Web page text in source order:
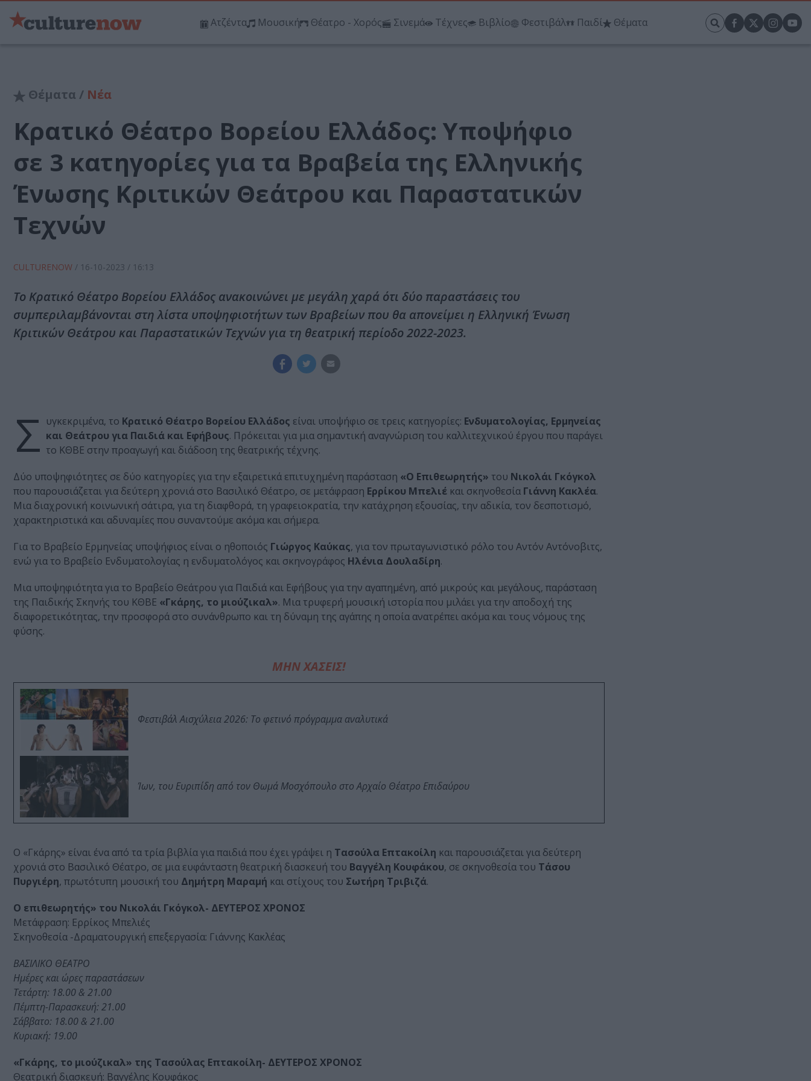
Ατζέντα Μουσική Θέατρο - Χορός Σινεμά Τέχνες Βιβλίο Φεστιβάλ Παιδί Θέματα
Θέματα / Νέα
Κρατικό Θέατρο Βορείου Ελλάδος: Υποψήφιο
σε 3 κατηγορίες για τα Βραβεία της Ελληνικής
Ένωσης Κριτικών Θεάτρου και Παραστατικών
Τεχνών
CULTURENOW / 16-10-2023 / 16:13
Το Κρατικό Θέατρο Βορείου Ελλάδος ανακοινώνει με μεγάλη χαρά ότι δύο παραστάσεις του
συμπεριλαμβάνονται στη λίστα υποψηφιοτήτων των Βραβείων που θα απονείμει η Ελληνική Ένωση
Κριτικών Θεάτρου και Παραστατικών Τεχνών για τη θεατρική περίοδο 2022-2023.
Σ υγκεκριμένα, το Κρατικό Θέατρο Βορείου Ελλάδος είναι υποψήφιο σε τρεις κατηγορίες: Ενδυματολογίας, Ερμηνείας
και Θεάτρου για Παιδιά και Εφήβους. Πρόκειται για μια σημαντική αναγνώριση του καλλιτεχνικού έργου που παράγει
το ΚΘΒΕ στην προαγωγή και διάδοση της θεατρικής τέχνης.
Δύο υποψηφιότητες σε δύο κατηγορίες για την εξαιρετικά επιτυχημένη παράσταση «Ο Επιθεωρητής» του Νικολάι Γκόγκολ
που παρουσιάζεται για δεύτερη χρονιά στο Βασιλικό Θέατρο, σε μετάφραση Ερρίκου Μπελιέ και σκηνοθεσία Γιάννη Κακλέα.
Μια διαχρονική κοινωνική σάτιρα, για τη διαφθορά, τη γραφειοκρατία, την κατάχρηση εξουσίας, την αδικία, τον δεσποτισμό,
χαρακτηριστικά και αδυναμίες που συναντούμε ακόμα και σήμερα.
Για το Βραβείο Ερμηνείας υποψήφιος είναι ο ηθοποιός Γιώργος Καύκας, για τον πρωταγωνιστικό ρόλο του Αντόν Αντόνοβιτς,
ενώ για το Βραβείο Ενδυματολογίας η ενδυματολόγος και σκηνογράφος Ηλένια Δουλαδίρη.
Μια υποψηφιότητα για το Βραβείο Θεάτρου για Παιδιά και Εφήβους για την αγαπημένη, από μικρούς και μεγάλους, παράσταση
της Παιδικής Σκηνής του ΚΘΒΕ «Γκάρης, το μιούζικαλ». Μια τρυφερή μουσική ιστορία που μιλάει για την αποδοχή της
διαφορετικότητας, την προσφορά στο συνάνθρωπο και τη δύναμη της αγάπης η οποία ανατρέπει ακόμα και τους νόμους της
φύσης.
ΜΗΝ ΧΑΣΕΙΣ!
Φεστιβάλ Αισχύλεια 2026: Το φετινό πρόγραμμα αναλυτικά
Ίων, του Ευριπίδη από τον Θωμά Μοσχόπουλο στο Αρχαίο Θέατρο Επιδαύρου
Ο «Γκάρης» είναι ένα από τα τρία βιβλία για παιδιά που έχει γράψει η Τασούλα Επτακοίλη και παρουσιάζεται για δεύτερη
χρονιά στο Βασιλικό Θέατρο, σε μια ευφάνταστη θεατρική διασκευή του Βαγγέλη Κουφάκου, σε σκηνοθεσία του Τάσου
Πυργιέρη, πρωτότυπη μουσική του Δημήτρη Μαραμή και στίχους του Σωτήρη Τριβιζά.
Ο επιθεωρητής» του Νικολάι Γκόγκολ- ΔΕΥΤΕΡΟΣ ΧΡΟΝΟΣ
Μετάφραση: Ερρίκος Μπελιές
Σκηνοθεσία -Δραματουργική επεξεργασία: Γιάννης Κακλέας
ΒΑΣΙΛΙΚΟ ΘΕΑΤΡΟ
Ημέρες και ώρες παραστάσεων
Τετάρτη: 18.00 & 21.00
Πέμπτη-Παρασκευή: 21.00
Σάββατο: 18.00 & 21.00
Κυριακή: 19.00
«Γκάρης, το μιούζικαλ» της Τασούλας Επτακοίλη- ΔΕΥΤΕΡΟΣ ΧΡΟΝΟΣ
Θεατρική διασκευή: Βαγγέλης Κουφάκος